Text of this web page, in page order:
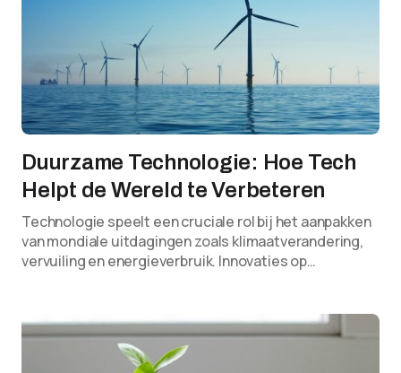
Duurzame Technologie: Hoe Tech
Helpt de Wereld te Verbeteren
Technologie speelt een cruciale rol bij het aanpakken
van mondiale uitdagingen zoals klimaatverandering,
vervuiling en energieverbruik. Innovaties op…